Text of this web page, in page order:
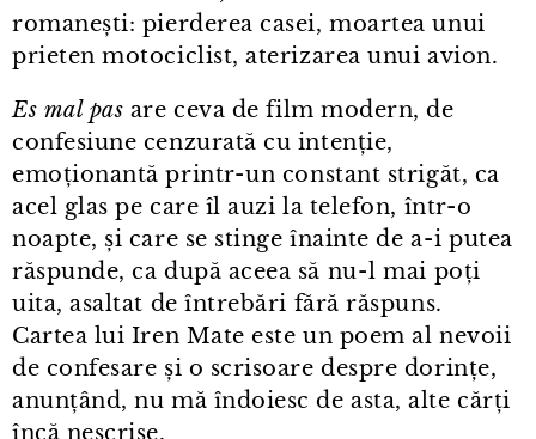
romanești: pierderea casei, moartea unui
prieten motociclist, aterizarea unui avion.
Es mal pas are ceva de film modern, de
confesiune cenzurată cu intenție,
emoționantă printr⁠-⁠un constant strigăt, ca
acel glas pe care îl auzi la telefon, într⁠-⁠o
noapte, și care se stinge înainte de a⁠-⁠i putea
răspunde, ca după aceea să nu⁠-⁠l mai poți
uita, asaltat de întrebări fără răspuns.
Cartea lui Iren Mate este un poem al nevoii
de confesare și o scrisoare despre dorințe,
anunțând, nu mă îndoiesc de asta, alte cărți
încă nescrise.